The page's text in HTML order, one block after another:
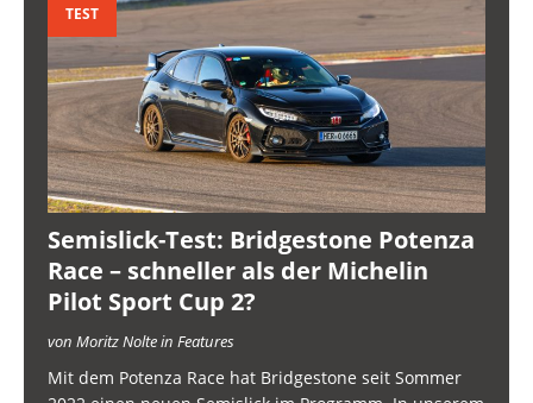
TEST
Semislick-Test: Bridgestone Potenza
Race – schneller als der Michelin
Pilot Sport Cup 2?
von Moritz Nolte in Features
Mit dem Potenza Race hat Bridgestone seit Sommer